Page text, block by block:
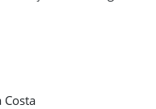
Costa